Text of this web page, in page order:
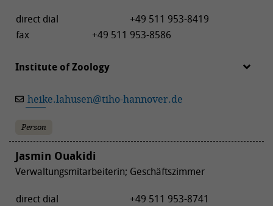
direct dial
+49 511 953-8419
fax
+49 511 953-8586
Institute of Zoology
heike.lahusen@tiho-hannover.de
Person
Jasmin Ouakidi
Verwaltungsmitarbeiterin; Geschäftszimmer
direct dial
+49 511 953-8741